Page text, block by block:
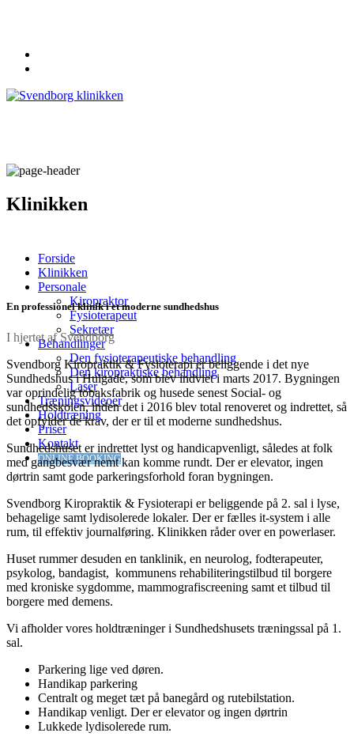
Forside
Klinikken
Personale
Kiropraktor
Fysioterapeut
Sekretær
Behandlinger
Den fysioterapeutiske behandling
Den kiropraktiske behandling
Laser
Træningsvideoer
Holdtræning
Priser
Kontakt
ONLINE BOOKING
Klinikken
En professionel klinik i et moderne sundhedshus
I hjertet af Svendborg
Svendborg Kiropraktik & Fysioterapi er beliggende i det nye
Sundhedshus i Hulgade, som blev indviet i marts 2017. Bygningen
var oprindelig tobaksfabrik og husede senest Social- og
sundhedsskolen, inden det i 2016 blev total renoveret og indrettet, så
det opfylder de krav, der er til et moderne sundhedshus.
Sundhedshuset er indrettet lyst og handicapvenligt, således at folk
med gangbesvær nemt kan komme rundt. Der er elevator, ingen
dørtrin samt gode parkeringsforhold foran bygningen.
Svendborg Kiropraktik & Fysioterapi er beliggende på 2. sal i lyse,
behagelige samt lydisolerede lokaler. Der er fælles it-system i alle
rum, til effektiv journalføring. Klinikken råder over en powerlaser.
Huset rummer desuden en tanklinik, en neurolog, fodterapeuter,
psykolog, bandagist, kommunens rehabiliteringstilbud til borgere
med kroniske sygdomme, mammografiscreening samt et tilbud til
borgere med demens.
Vi afholder vores holdtræninger i Sundhedshusets træningssal på 1.
sal.
Parkering lige ved døren.
Handikap parkering
Centralt og meget tæt på banegård og rutebilstation.
Handikap venligt. Der er elevator og ingen dørtrin
Lukkede lydisolerede rum.